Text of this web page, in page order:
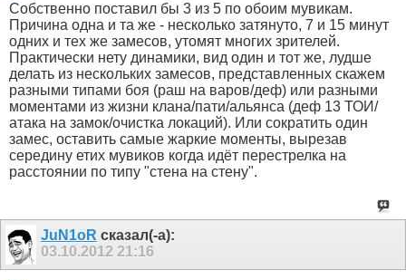
Собственно поставил бы 3 из 5 по обоим мувикам.
Причина одна и та же - несколько затянуто, 7 и 15 минут
одних и тех же замесов, утомят многих зрителей.
Практически нету динамики, вид один и тот же, лудше
делать из нескольких замесов, представленных скажем
разными типами боя (раш на варов/деф) или разными
моментами из жизни клана/пати/альянса (деф 13 ТОИ/
атака на замок/очистка локаций). Или сократить один
замес, оставить самые жаркие моменты, вырезав
середину етих мувиков когда идёт перестрелка на
расстоянии по типу "стена на стену".
JuN1oR сказал(-а):
03.10.2012 21:16